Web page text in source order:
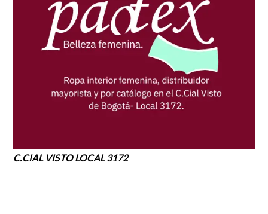
C.CIAL VISTO LOCAL 3172